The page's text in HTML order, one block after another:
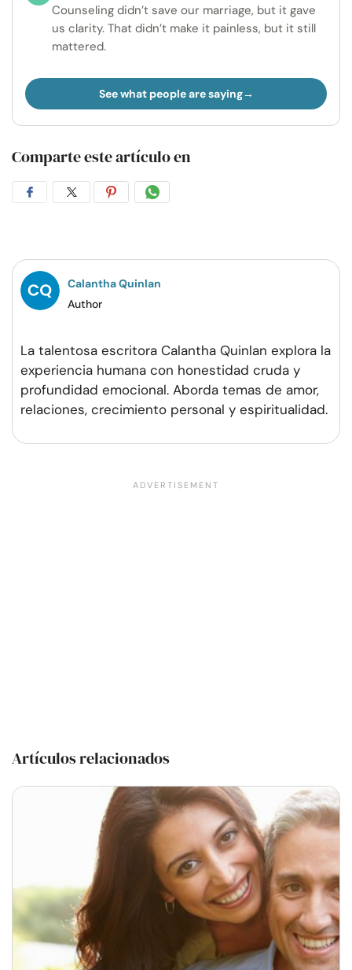
Counseling didn’t save our marriage, but it gave
us clarity. That didn’t make it painless, but it still
mattered.
See what people are saying
Comparte este artículo en
CompartirCompartirCompartirCompartir
Calantha Quinlan
Author
La talentosa escritora Calantha Quinlan explora la
experiencia humana con honestidad cruda y
profundidad emocional. Aborda temas de amor,
relaciones, crecimiento personal y espiritualidad.
Artículos relacionados